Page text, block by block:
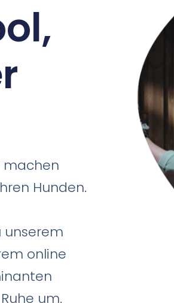
machen
Hunden.
unserem
online
um.